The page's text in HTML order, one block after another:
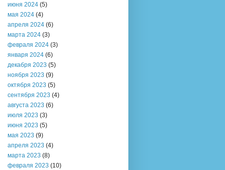
июня 2024 (5)
мая 2024 (4)
апреля 2024 (6)
марта 2024 (3)
февраля 2024 (3)
января 2024 (6)
декабря 2023 (5)
ноября 2023 (9)
октября 2023 (5)
сентября 2023 (4)
августа 2023 (6)
июля 2023 (3)
июня 2023 (5)
мая 2023 (9)
апреля 2023 (4)
марта 2023 (8)
февраля 2023 (10)